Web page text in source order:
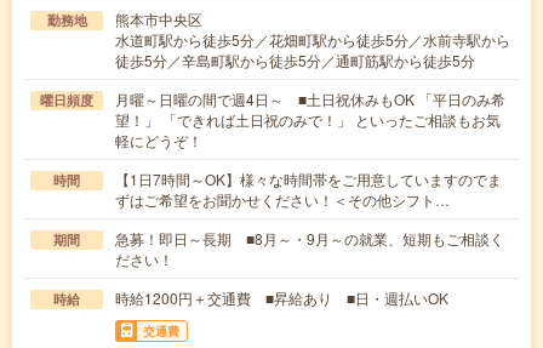
勤務地
熊本市中央区
水道町駅から徒歩5分／花畑町駅から徒歩5分／水前寺駅から
徒歩5分／辛島町駅から徒歩5分／通町筋駅から徒歩5分
曜日頻度
月曜～日曜の間で週4日～ ■土日祝休みもOK 「平日のみ希
望！」 「できれば土日祝のみで！」 といったご相談もお気
軽にどうぞ！
時間
【1日7時間～OK】様々な時間帯をご用意していますのでま
ずはご希望をお聞かせください！＜その他シフト…
期間
急募！即日～長期 ■8月～・9月～の就業、短期もご相談く
ださい！
時給 時給1200円＋交通費 ■昇給あり ■日・週払いOK
交通費